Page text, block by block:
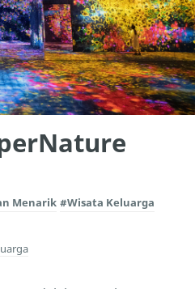
Menarik #Wisata Keluarga